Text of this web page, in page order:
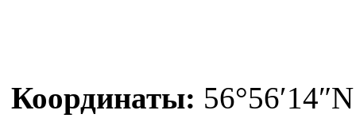
Координаты: